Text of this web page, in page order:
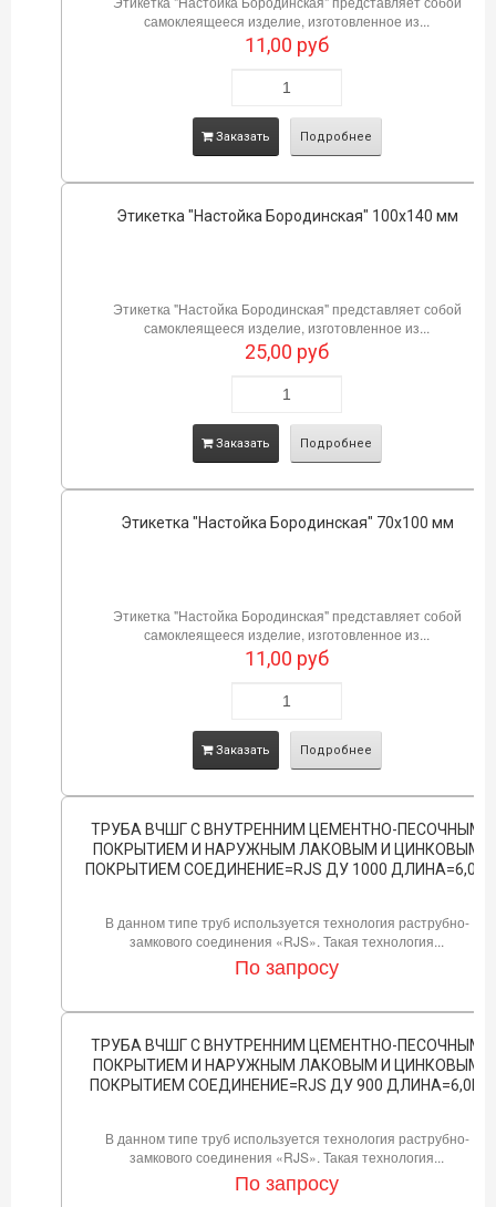
самоклеящееся изделие, изготовленное из...
11,00 руб
Заказать Подробнее
Этикетка "Настойка Бородинская" 100х140 мм
Этикетка "Настойка Бородинская" представляет собой
самоклеящееся изделие, изготовленное из...
25,00 руб
Заказать Подробнее
Этикетка "Настойка Бородинская" 70х100 мм
Этикетка "Настойка Бородинская" представляет собой
самоклеящееся изделие, изготовленное из...
11,00 руб
Заказать Подробнее
ТРУБА ВЧШГ С ВНУТРЕННИМ ЦЕМЕНТНО-ПЕСОЧНЫМ
ПОКРЫТИЕМ И НАРУЖНЫМ ЛАКОВЫМ И ЦИНКОВЫМ
ПОКРЫТИЕМ СОЕДИНЕНИЕ=RJS ДУ 1000 ДЛИНА=6,0М
В данном типе труб используется технология раструбно-
замкового соединения «RJS». Такая технология...
По запросу
ТРУБА ВЧШГ С ВНУТРЕННИМ ЦЕМЕНТНО-ПЕСОЧНЫМ
ПОКРЫТИЕМ И НАРУЖНЫМ ЛАКОВЫМ И ЦИНКОВЫМ
ПОКРЫТИЕМ СОЕДИНЕНИЕ=RJS ДУ 900 ДЛИНА=6,0М
В данном типе труб используется технология раструбно-
замкового соединения «RJS». Такая технология...
По запросу